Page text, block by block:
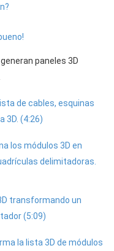
paneles 3D
de cables, esquinas
3D. (4:26)
los módulos 3D en
delimitadoras.
transformando un
(5:09)
la lista 3D de módulos